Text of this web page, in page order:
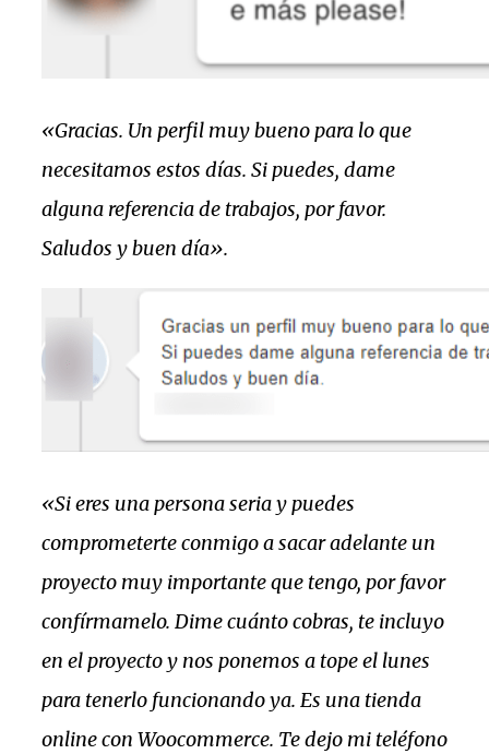
«Gracias. Un perfil muy bueno para lo que
necesitamos estos días. Si puedes, dame
alguna referencia de trabajos, por favor.
Saludos y buen día».
«Si eres una persona seria y puedes
comprometerte conmigo a sacar adelante un
proyecto muy importante que tengo, por favor
confírmamelo. Dime cuánto cobras, te incluyo
en el proyecto y nos ponemos a tope el lunes
para tenerlo funcionando ya. Es una tienda
online con Woocommerce. Te dejo mi teléfono